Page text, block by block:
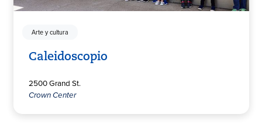
Arte y cultura
Caleidoscopio
2500 Grand St.
Crown Center